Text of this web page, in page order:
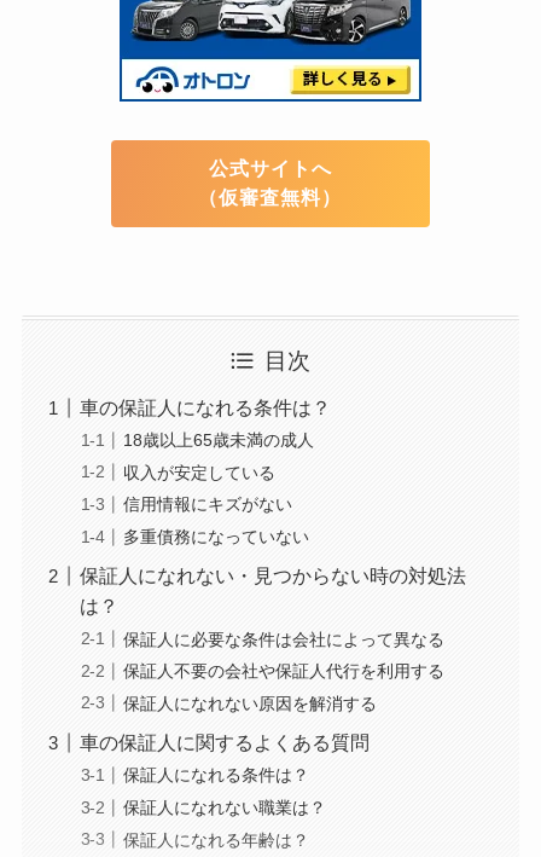
公式サイトへ
（仮審査無料）
目次
車の保証人になれる条件は？
18歳以上65歳未満の成人
収入が安定している
信用情報にキズがない
多重債務になっていない
保証人になれない・見つからない時の対処法
は？
保証人に必要な条件は会社によって異なる
保証人不要の会社や保証人代行を利用する
保証人になれない原因を解消する
車の保証人に関するよくある質問
保証人になれる条件は？
保証人になれない職業は？
保証人になれる年齢は？